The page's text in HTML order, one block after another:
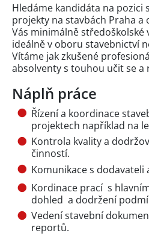
Hledáme kandidáta na pozici
projekty na stavbách Praha a
Vás minimálně
ideálně v oboru stavebnictví
Vítáme jak zkušené
absolventy s touhou učit se a
Náplň práce
Řízení a koordinace
projektech například na
Kontrola kvality a
činností.
Komunikace s dodavateli
Kordinace prací s
dohled a dodržení
Vedení stavební
reportů.